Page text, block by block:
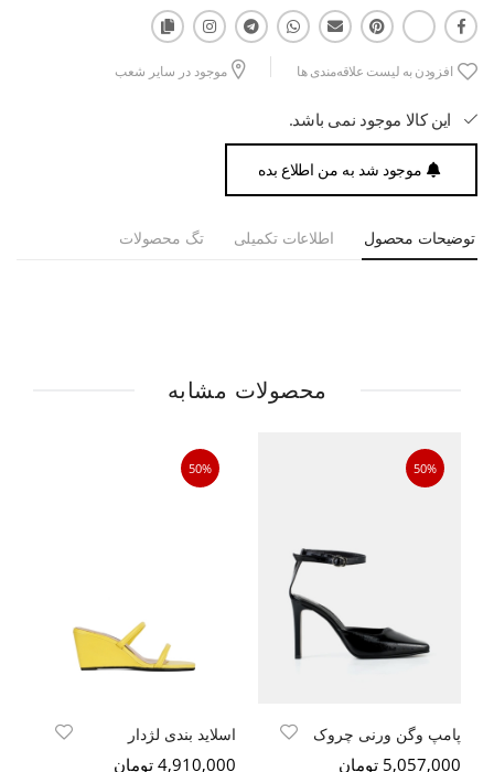
افزودن به لیست علاقه‌مندی ها موجود در سایر شعب
این کالا موجود نمی باشد.
موجود شد به من اطلاع بده
توضیحات محصول اطلاعات تکمیلی تگ محصولات
محصولات مشابه
50%
پامپ وگن ورنی چروک
5,057,000 تومان
50%
اسلاید بندی لژدار
4,910,000 تومان